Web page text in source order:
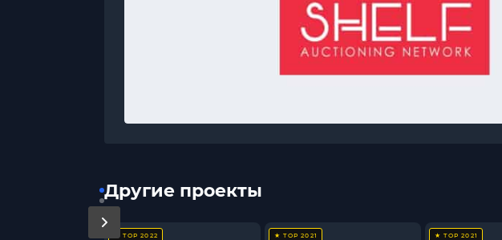
Другие проекты
★ TOP 2022 ★ TOP 2021 ★ TOP 2021